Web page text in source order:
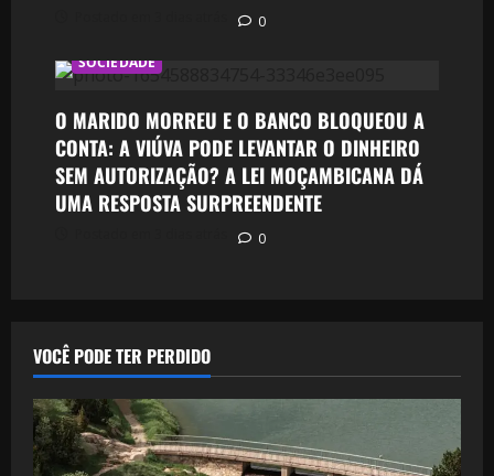
0
SOCIEDADE
O MARIDO MORREU E O BANCO BLOQUEOU A
CONTA: A VIÚVA PODE LEVANTAR O DINHEIRO
SEM AUTORIZAÇÃO? A LEI MOÇAMBICANA DÁ
UMA RESPOSTA SURPREENDENTE
0
VOCÊ PODE TER PERDIDO